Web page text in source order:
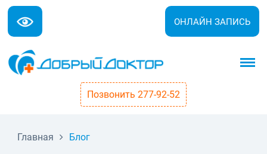
ОНЛАЙН ЗАПИСЬ
Позвонить 277-92-52
Главная Блог